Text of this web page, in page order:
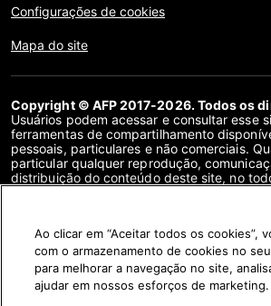
Configurações de cookies
Mapa do site
Copyright © AFP 2017-2026. Todos os
Usuários podem acessar e consultar esse
ferramentas de compartilhamento
pessoais, particulares e não comerciais.
particular qualquer reprodução,
distribuição do conteúdo deste site, no
contrato de licença específico assinado
meio de links no conteúdo de verificação
fornecidos na medida necessária para a
da checagem da informação em questão.
qualquer direito dos autores ou detentores
deste conteúdo de terceiros e não terá
Ao clicar em “Aceitar todos os cookies”,
com o armazenamento de cookies no
para melhorar a navegação no site,
ajudar em nossos esforços de marketing.